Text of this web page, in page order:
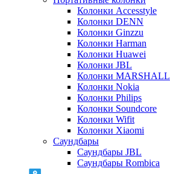
Колонки Accesstyle
Колонки DENN
Колонки Ginzzu
Колонки Harman
Колонки Huawei
Колонки JBL
Колонки MARSHALL
Колонки Nokia
Колонки Philips
Колонки Soundcore
Колонки Wifit
Колонки Xiaomi
Саундбары
Саундбары JBL
Саундбары Rombica